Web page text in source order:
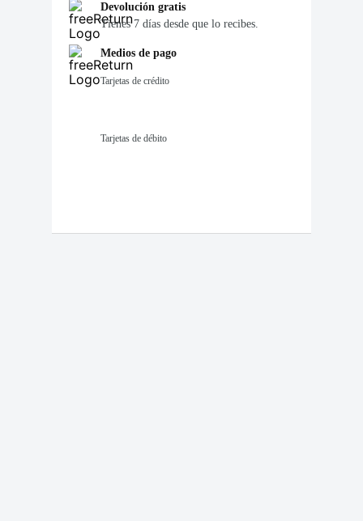
Devolución gratis
Tienes 7 días desde que lo recibes.
Medios de pago
Tarjetas de crédito
Tarjetas de débito